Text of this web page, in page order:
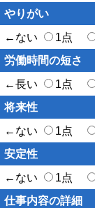
やりがい
←ない
1点
労働時間の短さ
←長い
1点
将来性
←ない
1点
安定性
←ない
1点
仕事内容の詳細